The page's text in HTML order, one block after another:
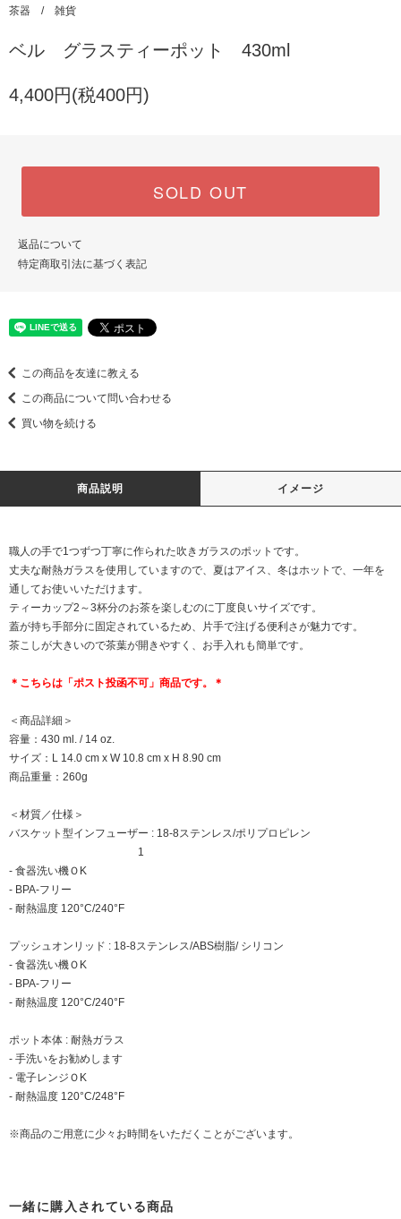
茶器 / 雑貨
ベル グラスティーポット 430ml
4,400円(税400円)
SOLD OUT
返品について
特定商取引法に基づく表記
この商品を友達に教える
この商品について問い合わせる
買い物を続ける
商品説明 イメージ
職人の手で1つずつ丁寧に作られた吹きガラスのポットです。
丈夫な耐熱ガラスを使用していますので、夏はアイス、冬はホットで、一年を
通してお使いいただけます。
ティーカップ2～3杯分のお茶を楽しむのに丁度良いサイズです。
蓋が持ち手部分に固定されているため、片手で注げる便利さが魅力です。
茶こしが大きいので茶葉が開きやすく、お手入れも簡単です。
＊こちらは「ポスト投函不可」商品です。＊
＜商品詳細＞
容量：430 ml. / 14 oz.
サイズ：L 14.0 cm x W 10.8 cm x H 8.90 cm
商品重量：260g
＜材質／仕様＞
バスケット型インフューザー : 18-8ステンレス/ポリプロピレン
1
- 食器洗い機ＯK
- BPA-フリー
- 耐熱温度 120°C/240°F
プッシュオンリッド : 18-8ステンレス/ABS樹脂/ シリコン
- 食器洗い機ＯK
- BPA-フリー
- 耐熱温度 120°C/240°F
ポット本体 : 耐熱ガラス
- 手洗いをお勧めします
- 電子レンジＯK
- 耐熱温度 120°C/248°F
※商品のご用意に少々お時間をいただくことがございます。
一緒に購入されている商品